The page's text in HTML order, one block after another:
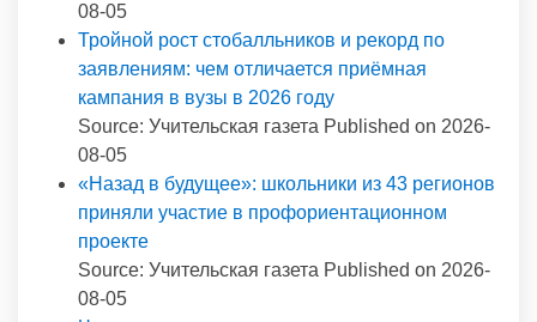
08-05
Тройной рост стобалльников и рекорд по
заявлениям: чем отличается приёмная
кампания в вузы в 2026 году
Source: Учительская газета Published on 2026-
08-05
«Назад в будущее»: школьники из 43 регионов
приняли участие в профориентационном
проекте
Source: Учительская газета Published on 2026-
08-05